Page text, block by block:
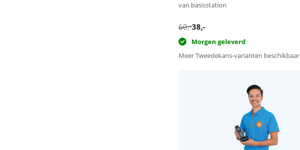
van basisstation
60,-38,-
Morgen geleverd
Meer Tweedekans-varianten beschikbaar